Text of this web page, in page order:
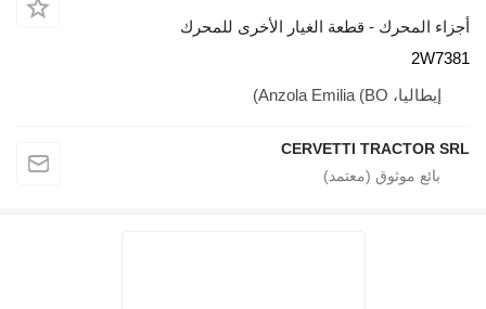
أجزاء المحرك - قطعة الغيار الأخرى للمحرك
2W7381
إيطاليا، Anzola Emilia (BO)
CERVETTI TRACTOR SRL